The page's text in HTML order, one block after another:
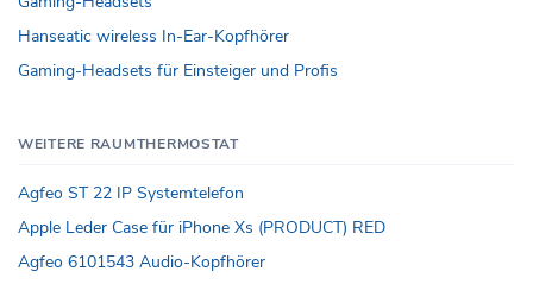
Hanseatic wireless In-Ear-Kopfhörer
Gaming-Headsets für Einsteiger und Profis
WEITERE RAUMTHERMOSTAT
Agfeo ST 22 IP Systemtelefon
Apple Leder Case für iPhone Xs (PRODUCT) RED
Agfeo 6101543 Audio-Kopfhörer